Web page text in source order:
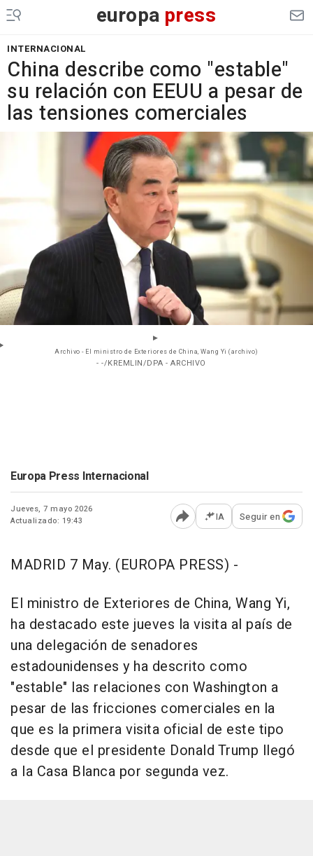
europa press
INTERNACIONAL
China describe como "estable"
su relación con EEUU a pesar de
las tensiones comerciales
Archivo - El ministro de Exteriores de China, Wang Yi (archivo)
- -/KREMLIN/DPA - ARCHIVO
Europa Press Internacional
Jueves, 7 mayo 2026
Actualizado: 19:43
Abrir opciones para
IA Seguir en
MADRID 7 May. (EUROPA PRESS) -
El ministro de Exteriores de China, Wang Yi,
ha destacado este jueves la visita al país de
una delegación de senadores
estadounidenses y ha descrito como
"estable" las relaciones con Washington a
pesar de las fricciones comerciales en la
que es la primera visita oficial de este tipo
desde que el presidente Donald Trump llegó
a la Casa Blanca por segunda vez.